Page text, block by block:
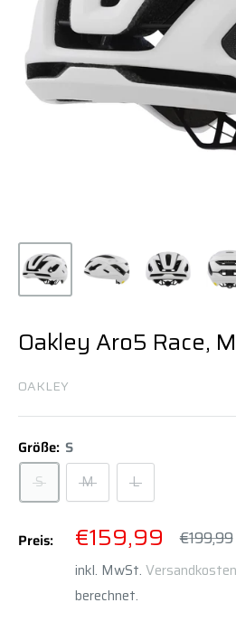
Oakley Aro5 Race,
OAKLEY
Größe: S
S
M L
Preis: Sonderpreis
€159,99 €199,99
inkl. MwSt. Versandkosten
berechnet.